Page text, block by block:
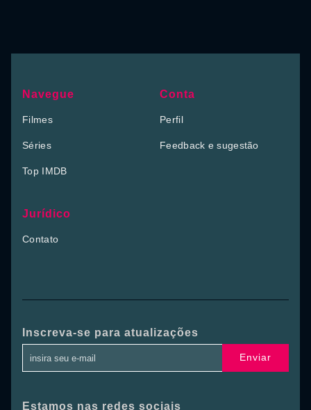
Navegue
Filmes
Séries
Top IMDB
Conta
Perfil
Feedback e sugestão
Jurídico
Contato
Inscreva-se para atualizações
Enviar
Estamos nas redes sociais